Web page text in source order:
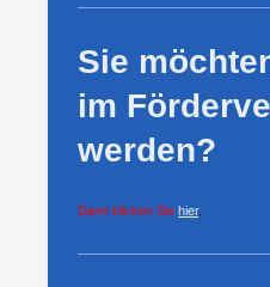
Sie
im
werden?
Dann klicken Sie hier.